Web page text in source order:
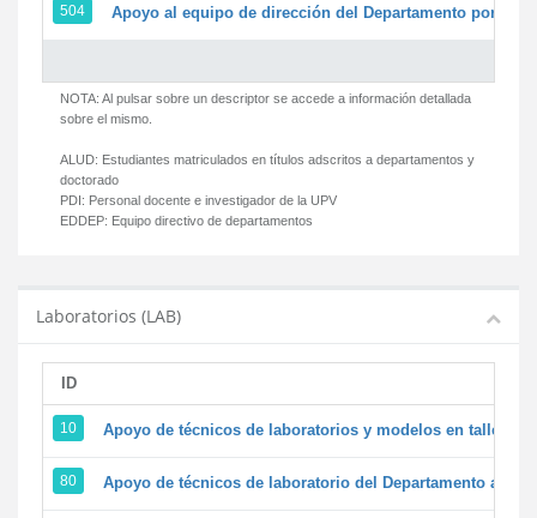
504 Apoyo al equipo de dirección del Departamento por
NOTA: Al pulsar sobre un descriptor se accede a información detallada
sobre el mismo.
ALUD: Estudiantes matriculados en títulos adscritos a departamentos y
doctorado
PDI: Personal docente e investigador de la UPV
EDDEP: Equipo directivo de departamentos
Laboratorios (LAB)
ID
10 Apoyo de técnicos de laboratorios y modelos en
80 Apoyo de técnicos de laboratorio del Departamento a la